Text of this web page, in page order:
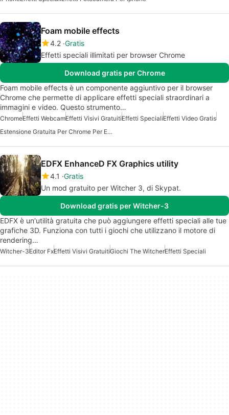
Foam mobile effects
4.2 Gratis
Effetti speciali illimitati per browser Chrome
Download gratis per Chrome
Foam mobile effects è un componente aggiuntivo per il browser
Chrome che permette di applicare effetti speciali straordinari a
immagini e video. Questo strumento…
ChromeEffetti WebcamEffetti Visivi GratuitiEffetti SpecialiEffetti Video Gratis
Estensione Gratuita Per Chrome Per Espandere Automaticamente Il Testo
EDFX EnhanceD FX Graphics utility
4.1 Gratis
Un mod gratuito per Witcher 3, di Skypat.
Download gratis per Witcher-3
EDFX è un'utilità gratuita che può aggiungere effetti speciali alle tue
grafiche 3D. Funziona con tutti i giochi che utilizzano il motore di
rendering…
Witcher-3Editor FxEffetti Visivi GratuitiGiochi The WitcherEffetti Speciali